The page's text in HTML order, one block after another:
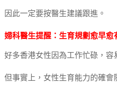
因此一定要按醫生建議跟進。
婦科醫生提醒：生育規劃愈早愈
好多香港女性因為工作忙碌，容
但事實上，女性生育能力的確會